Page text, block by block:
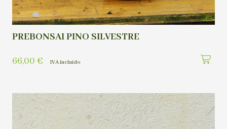
PREBONSAI PINO SILVESTRE
66,00 € IVA incluído